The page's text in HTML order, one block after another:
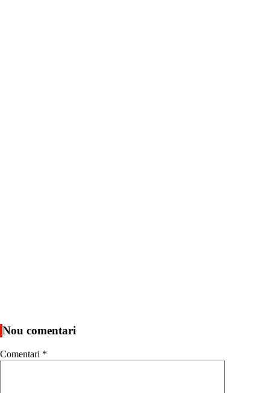
Nou comentari
Comentari *